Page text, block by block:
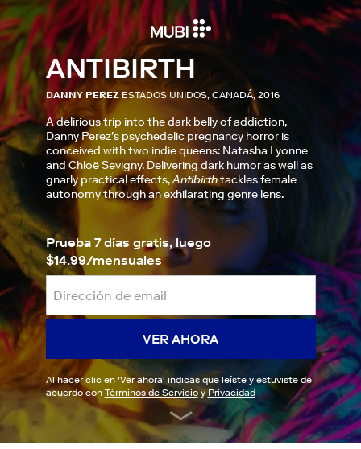
ANTIBIRTH
DANNY PEREZ ESTADOS UNIDOS, CANADÁ, 2016
A delirious trip into the dark belly of addiction,
Danny Perez’s psychedelic pregnancy horror is
conceived with two indie queens: Natasha Lyonne
and Chloë Sevigny. Delivering dark humor as well as
gnarly practical effects,Antibirthtackles female
autonomy through an exhilarating genre lens.
Prueba 7 días gratis, luego
$14.99/mensuales
VER AHORA
Al hacer clic en 'Ver ahora' indicas que leíste y estuviste de
acuerdo con Términos de Servicioy Privacidad